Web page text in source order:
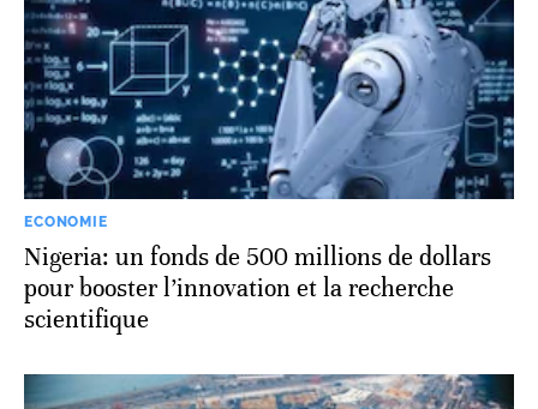
ECONOMIE
Nigeria: un fonds de 500 millions de dollars
pour booster l’innovation et la recherche
scientifique